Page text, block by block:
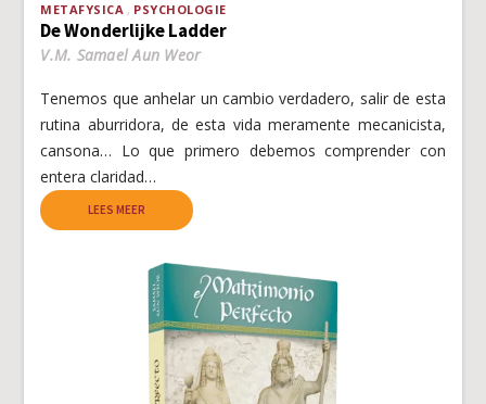
METAFYSICA PSYCHOLOGIE
De Wonderlijke Ladder
V.M. Samael Aun Weor
Tenemos que anhelar un cambio verdadero, salir de esta
rutina aburridora, de esta vida meramente mecanicista,
cansona… Lo que primero debemos comprender con
entera claridad…
LEES MEER